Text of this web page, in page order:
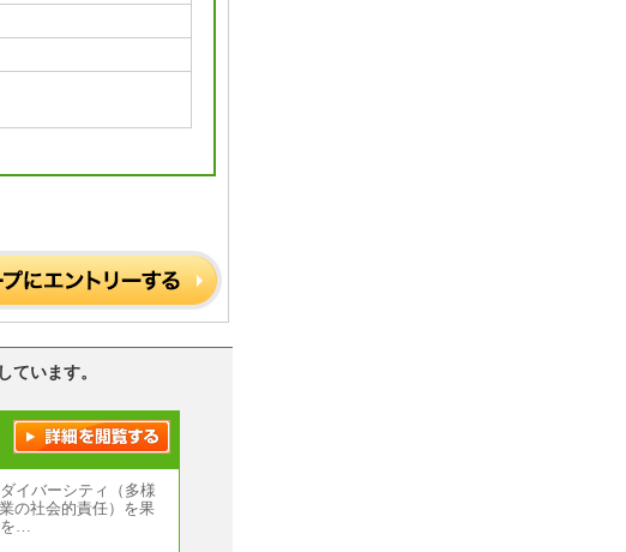
ています。
イバーシティ（多様
の社会的責任）を果
を…